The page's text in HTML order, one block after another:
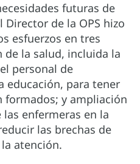
futuras de
de la OPS hizo
esfuerzos en tres
de la salud, incluida la
personal de
educación, para tener
y ampliación
enfermeras en la
las brechas de
atención.